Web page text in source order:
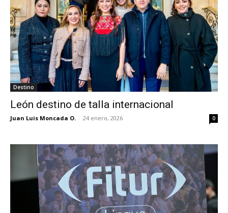
Destino
León destino de talla internacional
Juan Luis Moncada O. - 24 enero, 2026 0